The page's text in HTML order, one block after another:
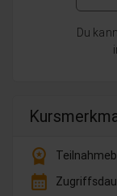
Du
workspace_premium
calendar_month